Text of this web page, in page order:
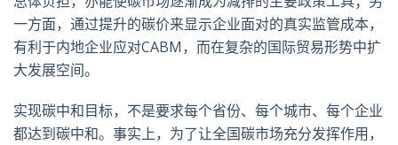
一方面，通过提升的碳价来显示企业面对的真实监管成本，
有利于内地企业应对CABM，而在复杂的国际贸易形势中扩
大发展空间。
实现碳中和目标，不是要求每个省份、每个城市、每个企业
都达到碳中和。事实上，为了让全国碳市场充分发挥作用，